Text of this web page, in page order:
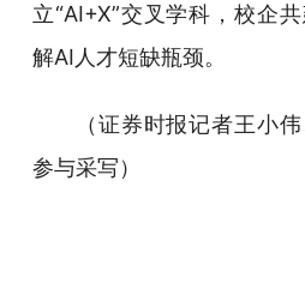
立“AI+X”交叉学科，校企
解AI人才短缺瓶颈。
（证券时报记者王小
参与采写）